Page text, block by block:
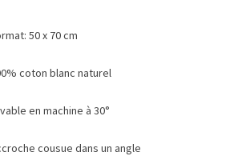
50 x 70 cm
coton blanc naturel
en machine à 30°
cousue dans un angle